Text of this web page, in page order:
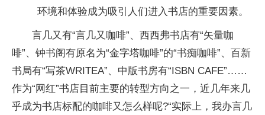
环境和体验成为吸引人们进入书店的重要因素。
言几又有“言几又咖啡”、西西弗书店有“矢量咖
啡”、钟书阁有原名为“金字塔咖啡”的“书痴咖啡”、百新
书局有“写茶WRITEA”、中版书房有“ISBN CAFE”……
作为“网红”书店目前主要的转型方向之一，近几年来几
乎成为书店标配的咖啡又怎么样呢?“实际上，我办言几